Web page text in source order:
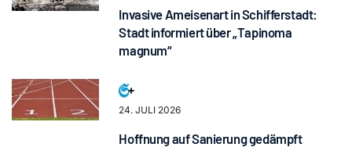
Invasive Ameisenart in Schifferstadt:
Stadt informiert über „Tapinoma
magnum“
24. JULI 2026
Hoffnung auf Sanierung gedämpft